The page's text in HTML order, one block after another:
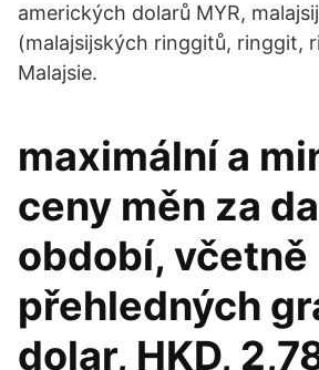
amerických dolarů MYR,
(malajsijských ringgitů, ringgit,
Malajsie.
maximální a
ceny měn za
období, včetně
přehledných
dolar, HKD,